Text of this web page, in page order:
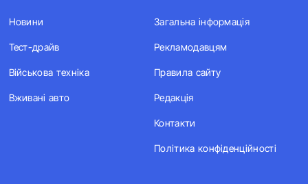
Новини
Тест-драйв
Військова техніка
Вживані авто
Загальна інформація
Рекламодавцям
Правила сайту
Редакція
Контакти
Політика конфіденційності